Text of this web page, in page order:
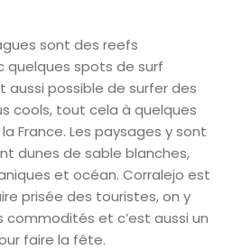
sont des reefs
quelques spots de surf
aussi possible de surfer des
cools, tout cela à quelques
France. Les paysages y sont
dunes de sable blanches,
et océan. Corralejo est
prisée des touristes, on y
et c’est aussi un
faire la fête.